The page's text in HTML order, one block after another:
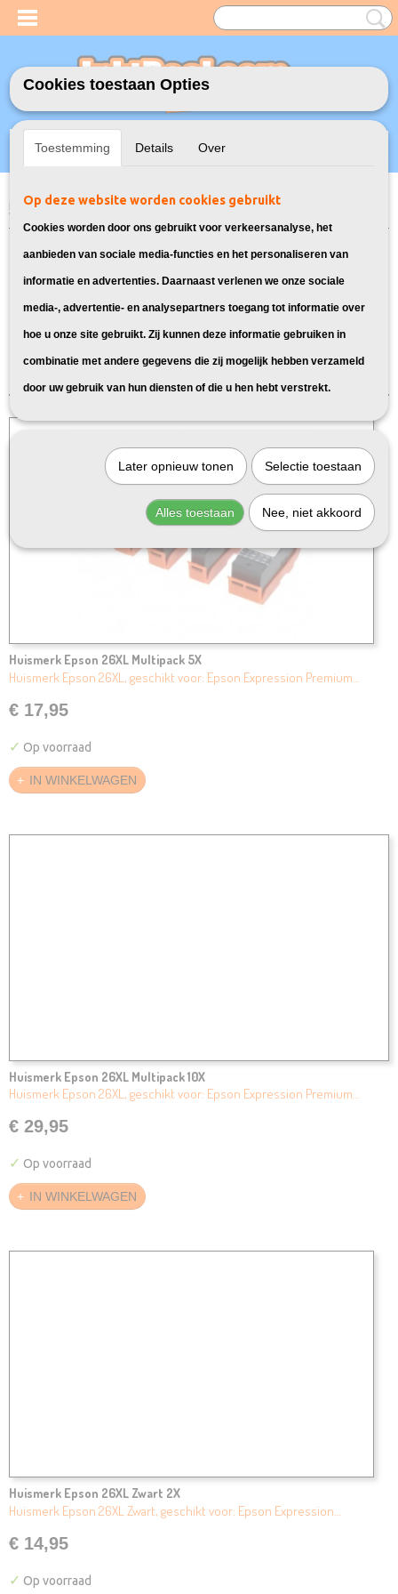
Inloggen Registreren
UW WINKELWAGEN
Home>Model Printer>26XL Inkt cartridges voor Epson
voor Epson Expression Premium XP-615
Deze 26XL inkt cartridges zijn
geschikt voor jouw Epson printer:
Huismerk Epson 26XL Multipack 5X
Huismerk Epson 26XL, geschikt voor: Epson Expression Premium…
€ 17,95
✓ Op voorraad
IN WINKELWAGEN
Huismerk Epson 26XL Multipack 10X
Huismerk Epson 26XL, geschikt voor: Epson Expression Premium…
€ 29,95
✓ Op voorraad
IN WINKELWAGEN
Huismerk Epson 26XL Zwart 2X
Huismerk Epson 26XL Zwart, geschikt voor: Epson Expression…
€ 14,95
✓ Op voorraad
Cookies toestaan Opties
Toestemming Details Over
Op deze website worden cookies gebruikt
Cookies worden door ons gebruikt voor verkeersanalyse, het
aanbieden van sociale media-functies en het personaliseren van
informatie en advertenties. Daarnaast verlenen we onze sociale
media-, advertentie- en analysepartners toegang tot informatie over
hoe u onze site gebruikt. Zij kunnen deze informatie gebruiken in
combinatie met andere gegevens die zij mogelijk hebben verzameld
door uw gebruik van hun diensten of die u hen hebt verstrekt.
Later opnieuw tonen Selectie toestaan
Alles toestaan Nee, niet akkoord